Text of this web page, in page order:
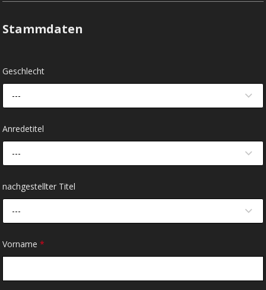
Stammdaten
Geschlecht
---
Anredetitel
---
nachgestellter Titel
---
Vorname*